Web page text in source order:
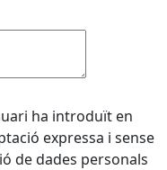
ha introduït en
expressa i sense
de dades personals